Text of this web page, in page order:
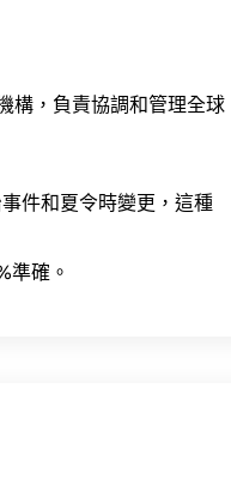
構，負責協調和管理全球
件和夏令時變更，這種
準確。